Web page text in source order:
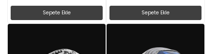
Sepete Ekle Sepete Ekle